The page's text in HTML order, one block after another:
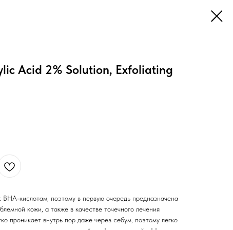
Acid 2% Solution, Exfoliating
BHA-кислотам, поэтому в первую очередь предназначена
кожи, а также в качестве точечного лечения
проникает внутрь пор даже через себум, поэтому легко